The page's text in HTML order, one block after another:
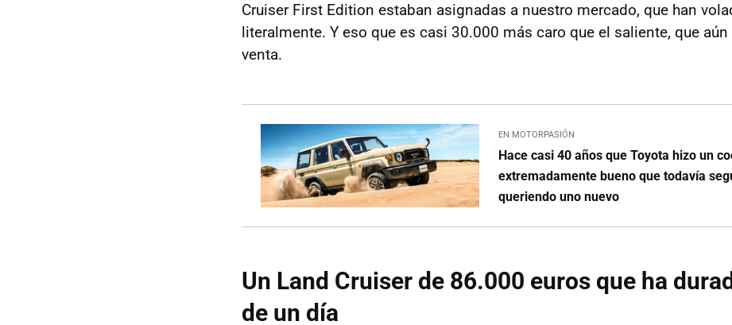
Cruiser First Edition estaban asignadas a nuestro mercado, que han
literalmente. Y eso que es casi 30.000 más caro que el saliente, que
venta.
EN MOTORPASIÓN
Hace casi 40 años que Toyota hizo un
extremadamente bueno que todavía
queriendo uno nuevo
Un Land Cruiser de 86.000 euros que ha
de un día